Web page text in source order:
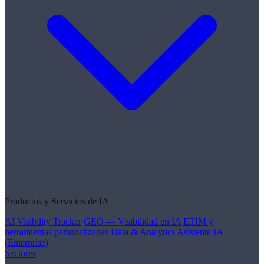
Productos y Servicios de IA
AI Visibility Tracker GEO — Visibilidad en IA ETIM y
herramientas personalizadas Data & Analytics Asistente IA
(Enterprise)
Sectores